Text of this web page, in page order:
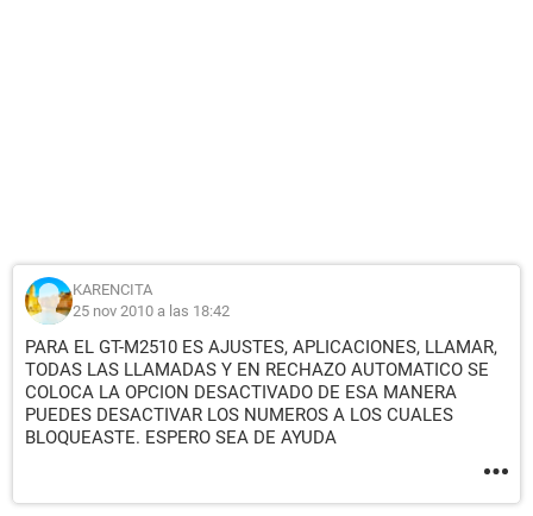
KARENCITA
25 nov 2010 a las 18:42
PARA EL GT-M2510 ES AJUSTES, APLICACIONES, LLAMAR,
TODAS LAS LLAMADAS Y EN RECHAZO AUTOMATICO SE
COLOCA LA OPCION DESACTIVADO DE ESA MANERA
PUEDES DESACTIVAR LOS NUMEROS A LOS CUALES
BLOQUEASTE. ESPERO SEA DE AYUDA